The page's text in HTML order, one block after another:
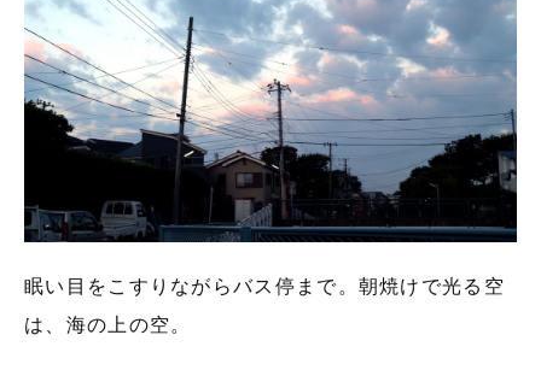
眠い目をこすりながらバス停まで。朝焼けで光る空
は、海の上の空。